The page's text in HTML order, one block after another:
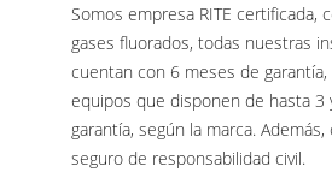
Somos empresa RITE certificada,
gases fluorados, todas nuestras
cuentan con 6 meses de
equipos que disponen de hasta 3
garantía, según la marca.
seguro de responsabilidad civil.